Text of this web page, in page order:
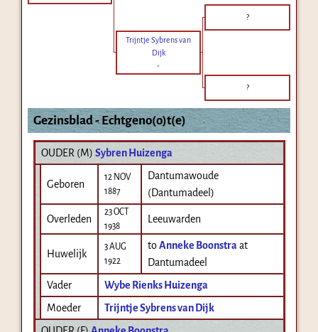
?
Trijntje Sybrens van
Dijk
-
?
Gezinsblad - Echtgeno(o)t(e)
OUDER (M) Sybren Huizenga
Geboren
12 NOV
1887
Dantumawoude
(Dantumadeel)
Overleden
23 OCT
1938
Leeuwarden
Huwelijk
3 AUG
1922
toAnneke Boonstra at
Dantumadeel
Vader
Wybe Rienks Huizenga
Moeder
Trijntje Sybrens van Dijk